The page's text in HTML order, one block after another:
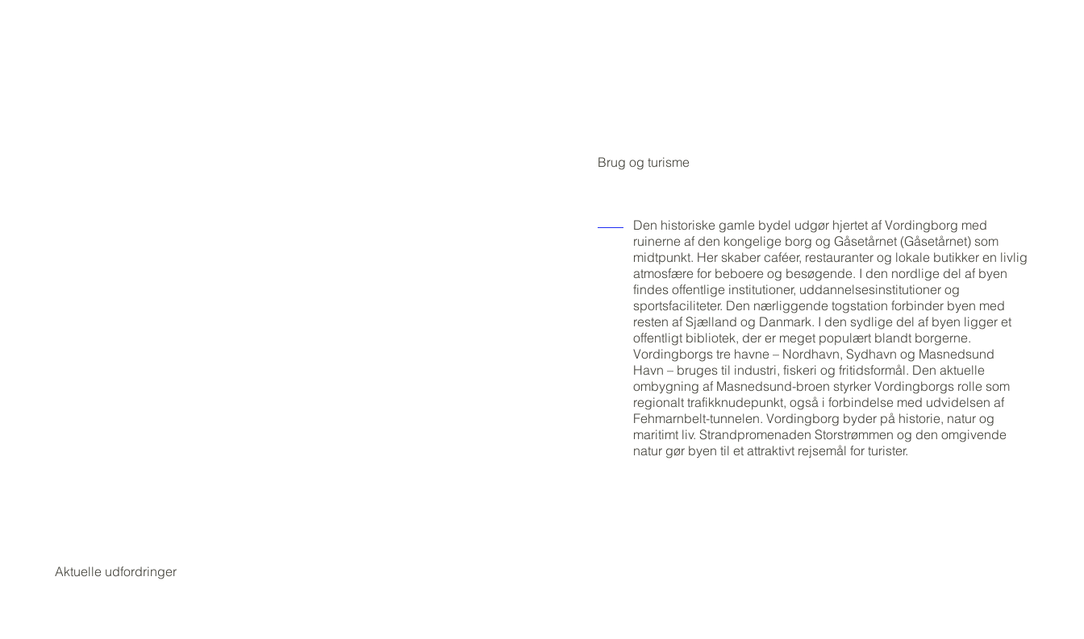
Brug og turisme
Den historiske gamle bydel udgør hjertet af Vordingborg med
ruinerne af den kongelige borg og Gåsetårnet (Gåsetårnet) som
midtpunkt. Her skaber caféer, restauranter og lokale butikker en livlig
atmosfære for beboere og besøgende. I den nordlige del af byen
findes offentlige institutioner, uddannelsesinstitutioner og
sportsfaciliteter. Den nærliggende togstation forbinder byen med
resten af Sjælland og Danmark. I den sydlige del af byen ligger et
offentligt bibliotek, der er meget populært blandt borgerne.
Vordingborgs tre havne – Nordhavn, Sydhavn og Masnedsund
Havn – bruges til industri, fiskeri og fritidsformål. Den aktuelle
ombygning af Masnedsund-broen styrker Vordingborgs rolle som
regionalt trafikknudepunkt, også i forbindelse med udvidelsen af
Fehmarnbelt-tunnelen. Vordingborg byder på historie, natur og
maritimt liv. Strandpromenaden Storstrømmen og den omgivende
natur gør byen til et attraktivt rejsemål for turister.
Aktuelle udfordringer